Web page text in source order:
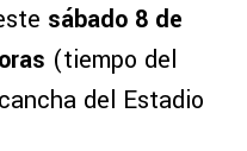
sábado 8 de
(tiempo del
del Estadio